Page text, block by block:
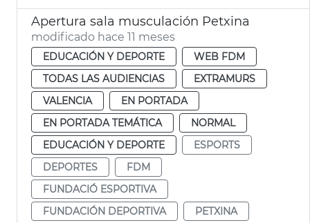
Apertura sala musculación Petxina
modificado hace 11 meses
EDUCACIÓN Y DEPORTE
WEB FDM
TODAS LAS AUDIENCIAS
EXTRAMURS
VALENCIA
EN PORTADA
EN PORTADA TEMÁTICA
NORMAL
EDUCACIÓN Y DEPORTE
ESPORTS
DEPORTES
FDM
FUNDACIÓ ESPORTIVA
FUNDACIÓN DEPORTIVA
PETXINA